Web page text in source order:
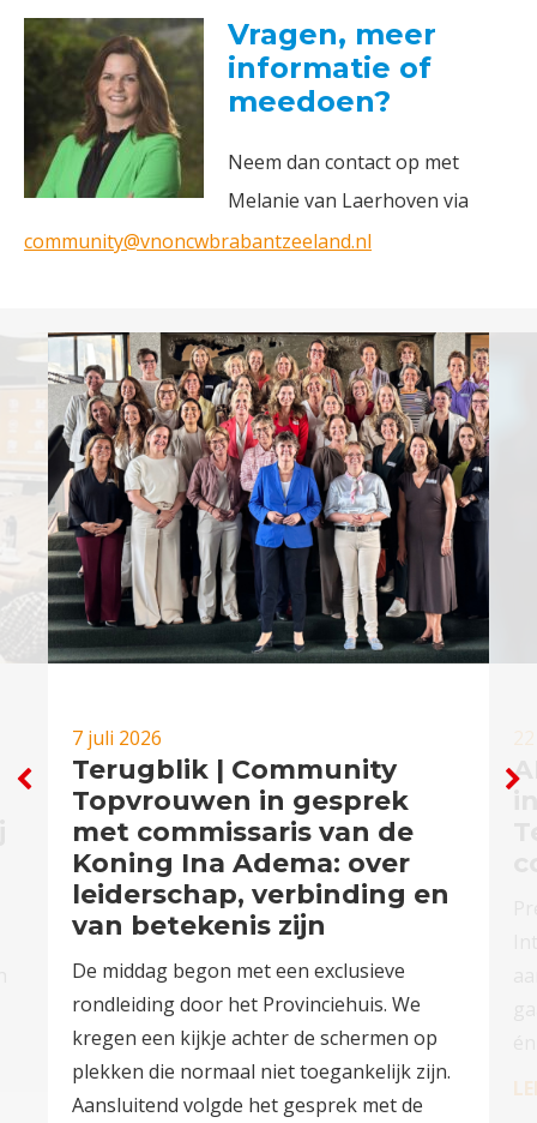
Vragen, meer
informatie of
meedoen?
Neem dan contact op met
Melanie van Laerhoven via
community@vnoncwbrabantzeeland.nl
7 juli 2026
Terugblik | Community
Topvrouwen in gesprek
met commissaris van de
Koning Ina Adema: over
leiderschap, verbinding en
van betekenis zijn
De middag begon met een exclusieve
rondleiding door het Provinciehuis. We
kregen een kijkje achter de schermen op
plekken die normaal niet toegankelijk zijn.
Aansluitend volgde het gesprek met de